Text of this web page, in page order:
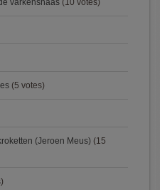
varkenshaas (10 votes)
(5 votes)
(Jeroen Meus) (15